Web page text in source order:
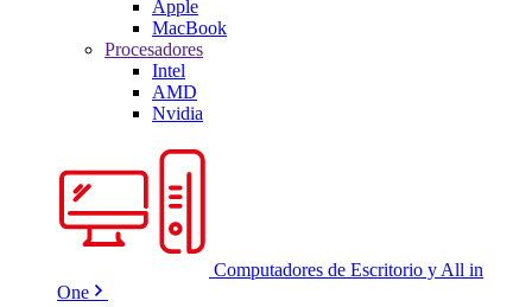
Apple
MacBook
Procesadores
Intel
AMD
Nvidia
Computadores de Escritorio y All in
One